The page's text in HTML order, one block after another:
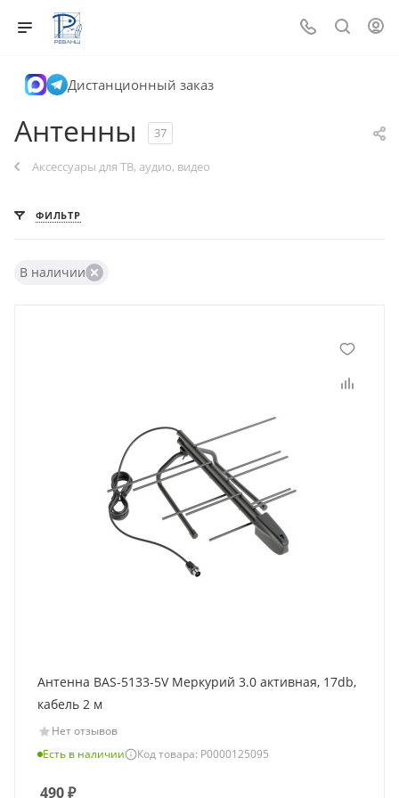
Дистанционный заказ
Антенны 37
Аксессуары для ТВ, аудио, видео
ФИЛЬТР
В наличии
Антенна BAS-5133-5V Меркурий 3.0 активная, 17db,
кабель 2 м
Нет отзывов
Есть в наличии
Код товара: Р0000125095
490₽